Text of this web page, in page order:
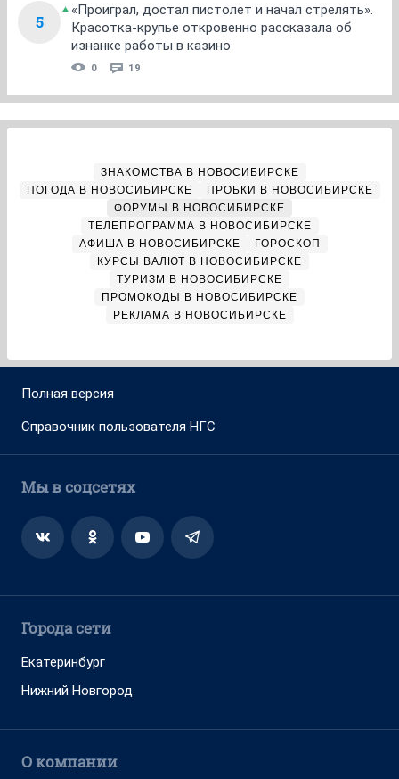
5
«Проиграл, достал пистолет и начал стрелять».
Красотка-крупье откровенно рассказала об
изнанке работы в казино
0 19
ЗНАКОМСТВА В НОВОСИБИРСКЕ
ПОГОДА В НОВОСИБИРСКЕ
ПРОБКИ В НОВОСИБИРСКЕ
ФОРУМЫ В НОВОСИБИРСКЕ
ТЕЛЕПРОГРАММА В НОВОСИБИРСКЕ
АФИША В НОВОСИБИРСКЕ
ГОРОСКОП
КУРСЫ ВАЛЮТ В НОВОСИБИРСКЕ
ТУРИЗМ В НОВОСИБИРСКЕ
ПРОМОКОДЫ В НОВОСИБИРСКЕ
РЕКЛАМА В НОВОСИБИРСКЕ
Полная версия
Справочник пользователя НГС
Мы в соцсетях
Города сети
Екатеринбург
Нижний Новгород
О компании